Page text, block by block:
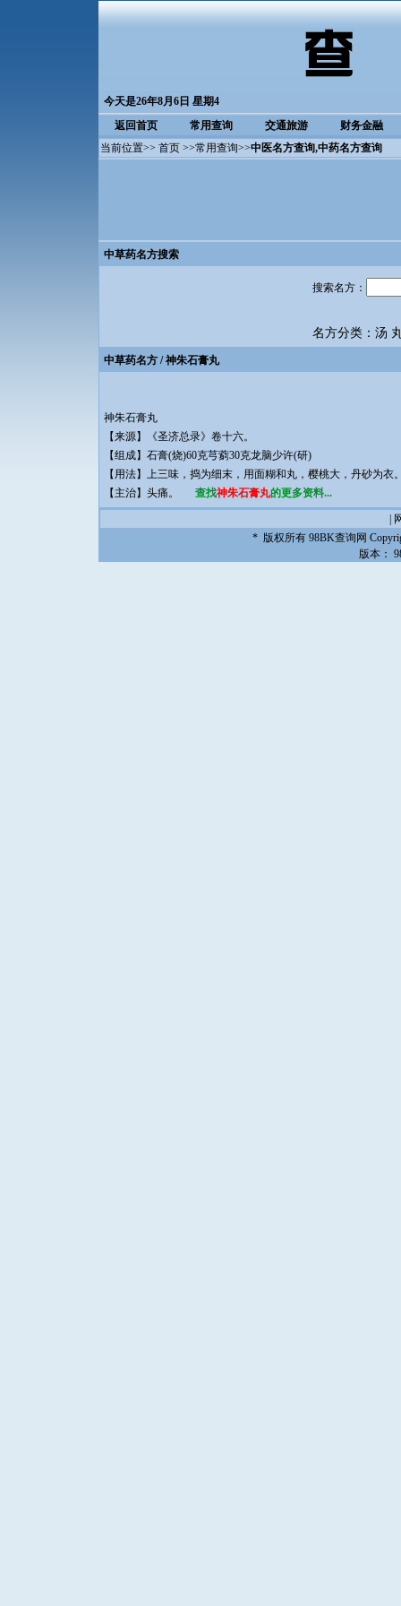
今天是26年8月6日 星期4
返回首页
常用查询 交通旅游
财务金融
当前位置>> 首页 >>常用查询>>中医名方查询,中药名方查询
中草药名方搜索
搜索名方：
名方分类： 汤
中草药名方 / 神朱石膏丸
神朱石膏丸
【来源】《圣济总录》卷十六。
【组成】石膏(烧)60克芎藭30克龙脑少许(研)
【用法】上三味，捣为细末，用面糊和丸，樱桃大，丹砂为
【主治】头痛。
查找神朱石膏丸的更多资料...
* 版权所有 98BK查询网
版本：